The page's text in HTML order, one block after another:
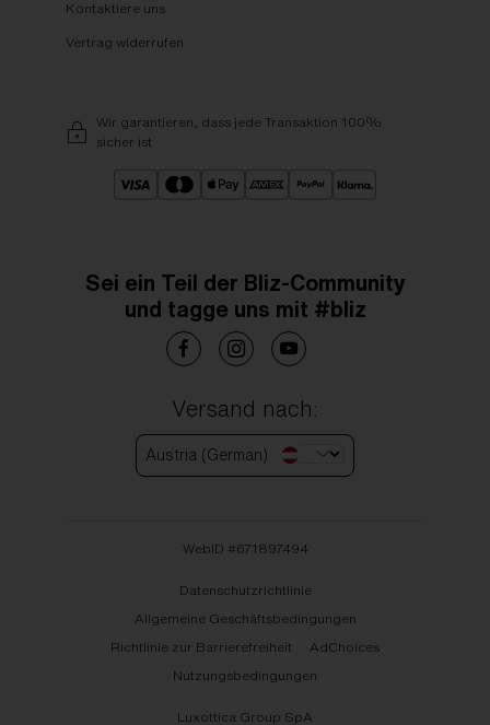
Kontaktiere uns
Vertrag widerrufen
Wir garantieren, dass jede Transaktion 100%
sicher ist
Sei ein Teil der Bliz-Community
und tagge uns mit #bliz
Versand nach:
Austria (German)
WebID #671897494
Datenschutzrichtlinie
Allgemeine Geschäftsbedingungen
Richtlinie zur Barrierefreiheit
AdChoices
Nutzungsbedingungen
Luxottica Group SpA